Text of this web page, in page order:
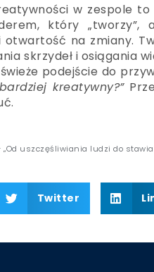
w zespole
który „tworzy”,
otwartość na zmiany.
skrzydeł i osiągania
podejście do
kreatywny?”
Twitter